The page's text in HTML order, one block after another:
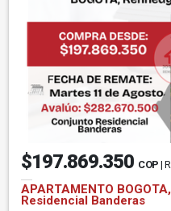
$197.869.350 COP |
APARTAMENTO
Residencial Banderas